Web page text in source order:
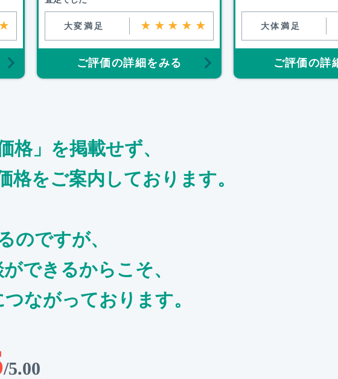
大変満足 ★★★★★
ご評価の詳細をみる
大体満足
ご評価の詳
格」を掲載せず、
をご案内しております。
のですが、
できるからこそ、
ながっております。
/5.00